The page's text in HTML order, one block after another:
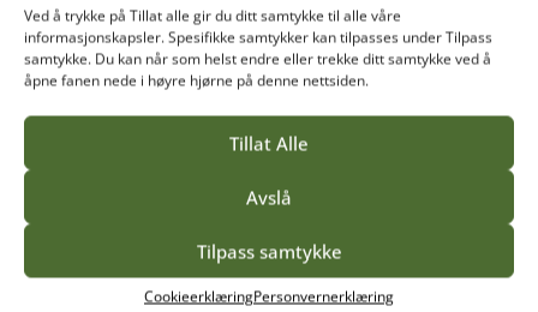
Ved å trykke på Tillat alle gir du ditt samtykke til alle våre
informasjonskapsler. Spesifikke samtykker kan tilpasses under Tilpass
samtykke. Du kan når som helst endre eller trekke ditt samtykke ved å
åpne fanen nede i høyre hjørne på denne nettsiden.
Tillat Alle
Avslå
Tilpass samtykke
CookieerklæringPersonvernerklæring
Les mer